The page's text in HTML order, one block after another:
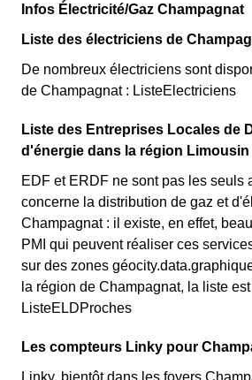
Infos Électricité/Gaz Champagnat
Liste des électriciens de
De nombreux électriciens sont
de Champagnat : ListeElectriciens
Liste des Entreprises Locales de
d'énergie dans la région Limousin
EDF et ERDF ne sont pas les seuls
concerne la distribution de gaz et
Champagnat : il existe, en effet,
PMI qui peuvent réaliser ces
sur des zones
la région de Champagnat, la liste
ListeELDProches
Les compteurs Linky pour
Linky, bientôt dans les foyers